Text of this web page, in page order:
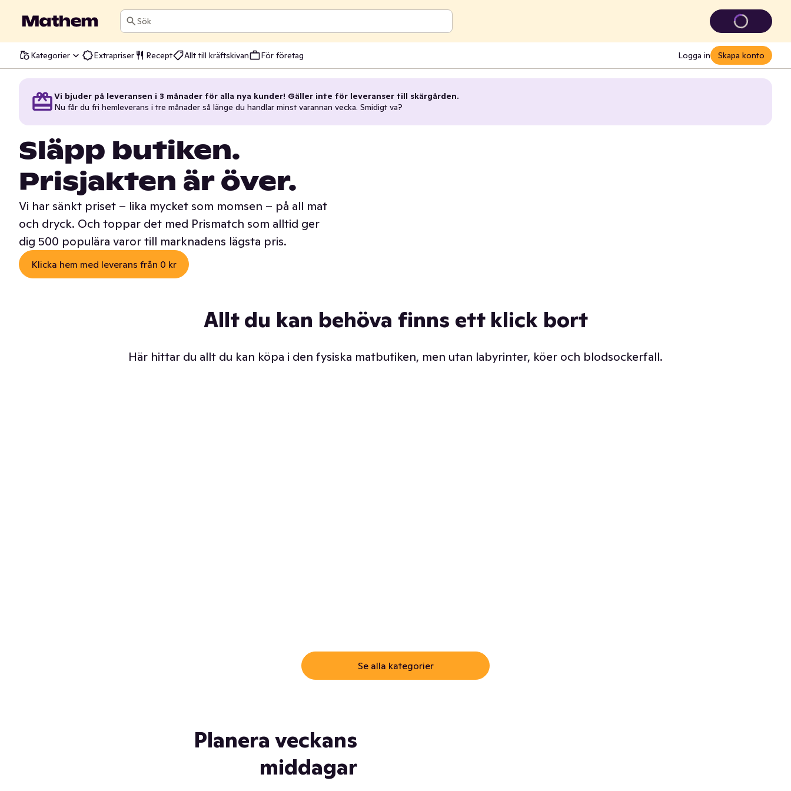
Sök
Kategorier Extrapriser Recept Allt till kräftskivan För företag Logga in Skapa konto
Vi bjuder på leveransen i 3 månader för alla nya kunder! Gäller inte för leveranser till skärgården.
Nu får du fri hemleverans i tre månader så länge du handlar minst varannan vecka. Smidigt va?
Släpp butiken.
Prisjakten är över.
Vi har sänkt priset – lika mycket som momsen – på all mat
och dryck. Och toppar det med Prismatch som alltid ger
dig 500 populära varor till marknadens lägsta pris.
Klicka hem med leverans från 0 kr
Allt du kan behöva finns ett klick bort
Här hittar du allt du kan köpa i den fysiska matbutiken, men utan labyrinter, köer och blodsockerfall.
Se alla kategorier
Planera veckans
middagar